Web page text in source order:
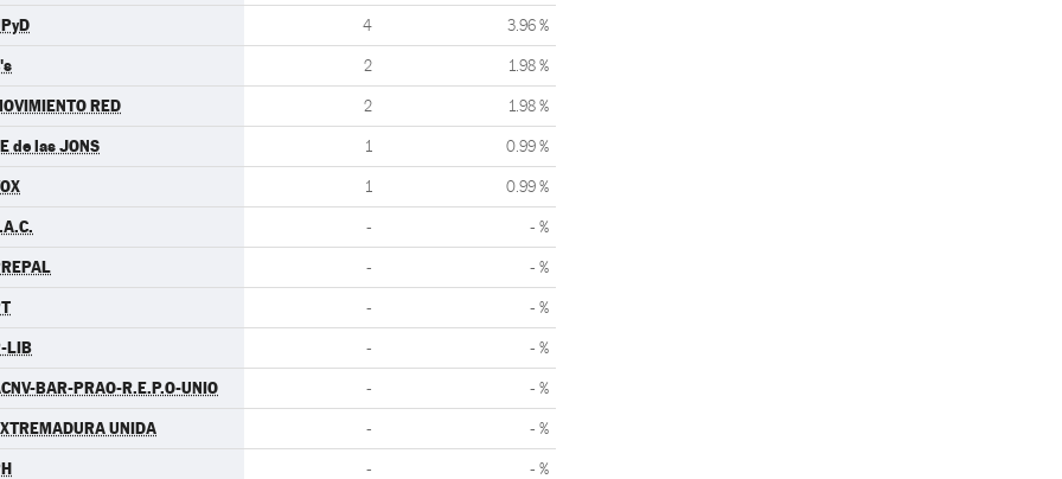
4 3.96 %
2 1.98 %
RED 2 1.98 %
de las JONS 1 0.99 %
1 0.99 %
- - %
- - %
- - %
LIB - - %
BAR-PRAO-R.E.P.O-UNIO - - %
UNIDA - - %
- - %